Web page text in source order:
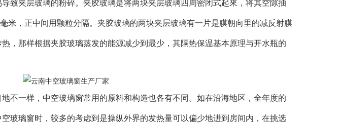
致夹层玻璃的粉碎。夹胶玻璃是将两块夹层玻璃四周密闭式起來，将其空隙抽
米，正中间用颗粒分隔。夹胶玻璃的两块夹层玻璃有一片是膜朝向里的减反射膜
，那样根据夹胶玻璃蒸发的能源减少到最少，其隔热保温基本原理与开水瓶的
不一样，中空玻璃窗常用的原料和构造也各有不同。如在沿海地区，全年度的
玻璃窗时，较多的考虑到是操纵外界的发热量可以偏少地进到房间内，在挑选